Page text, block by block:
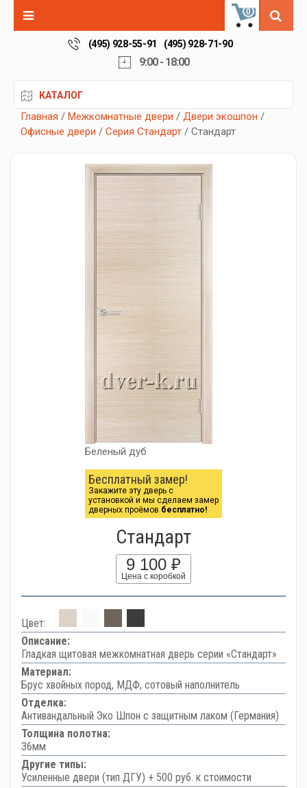
0
(495) 928-55-91 (495) 928-71-90
9:00 - 18:00
КАТАЛОГ
Главная / Межкомнатные двери / Двери экошпон /
Офисные двери / Серия Стандарт / Стандарт
Беленый дуб
Бесплатный замер!
Закажите эту дверь с
установкой и мы сделаем замер
дверных проёмов бесплатно!
Стандарт
9 100 ₽
Цена с коробкой
Цвет:
Описание:
Гладкая щитовая межкомнатная дверь серии «Стандарт»
Материал:
Брус хвойных пород, МДФ, сотовый наполнитель
Отделка:
Антивандальный Эко Шпон с защитным лаком (Германия)
Толщина полотна:
36мм
Другие типы:
Усиленные двери (тип ДГУ) + 500 руб. к стоимости